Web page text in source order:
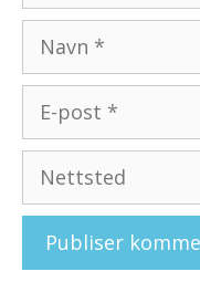
Navn
post
Nettsted